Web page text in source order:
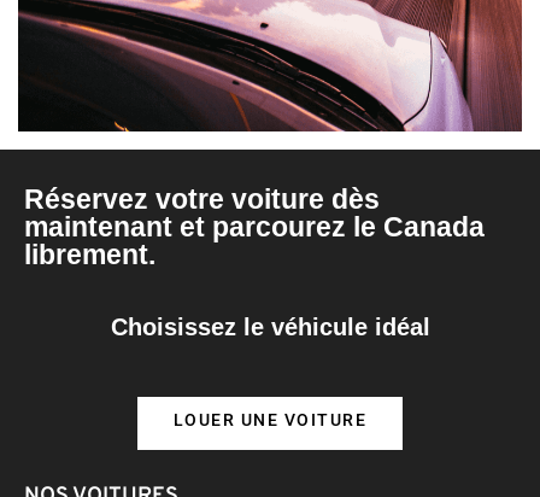
Réservez votre voiture dès
maintenant et parcourez le Canada
librement.
Choisissez le véhicule idéal
LOUER UNE VOITURE